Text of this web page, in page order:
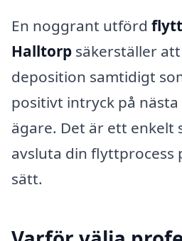
En noggrant utförd
Halltorp säkerställer
deposition samtidigt
positivt intryck på
ägare. Det är ett enkelt
avsluta din flyttprocess
sätt.